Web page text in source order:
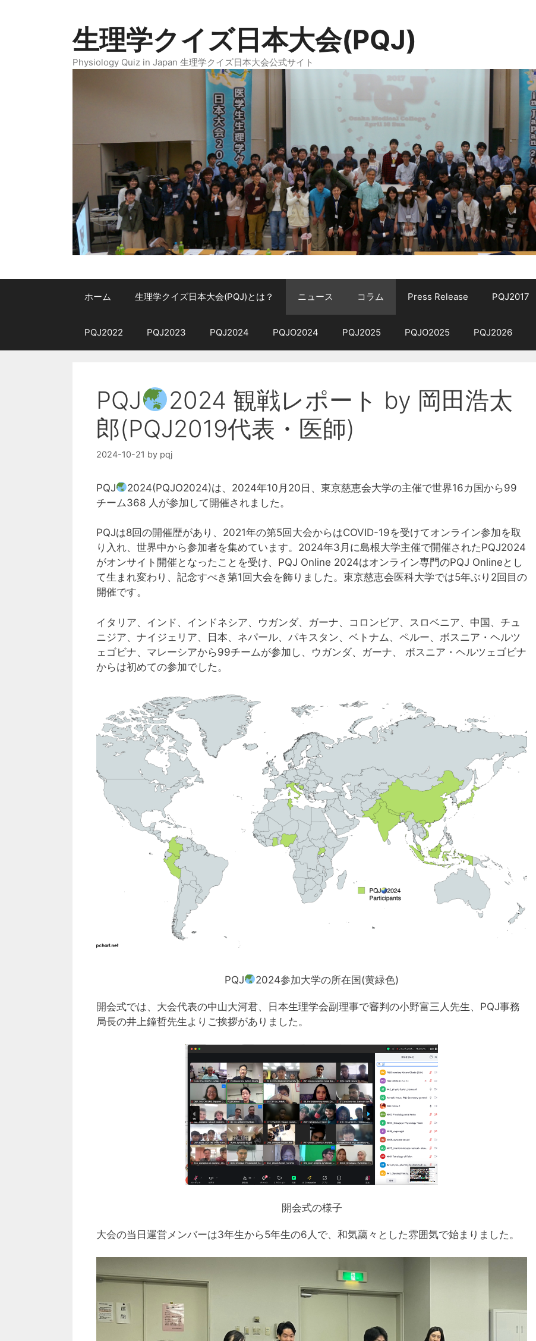
生理学クイズ日本大会(PQJ)
Physiology Quiz in Japan 生理学クイズ日本大会公式サイト
ホーム 生理学クイズ日本大会(PQJ)とは？ ニュース コラム Press Release PQJ2017
PQJ2022 PQJ2023 PQJ2024 PQJO2024 PQJ2025 PQJO2025 PQJ2026
PQJ
2024 観戦レポート by 岡田浩太
郎(PQJ2019代表・医師)
2024-10-21 by pqj
PQJ
2024(PQJO2024)は、2024年10月20日、東京慈恵会大学の主催で世界16カ国から99
チーム368 ⼈が参加して開催されました。
PQJは8回の開催歴があり、2021年の第5回大会からはCOVID-19を受けてオンライン参加を取
り入れ、世界中から参加者を集めています。2024年3月に島根大学主催で開催されたPQJ2024
がオンサイト開催となったことを受け、PQJ Online 2024はオンライン専門のPQJ Onlineとし
て生まれ変わり、記念すべき第1回大会を飾りました。東京慈恵会医科大学では5年ぶり2回目の
開催です。
イタリア、インド、インドネシア、ウガンダ、ガーナ、コロンビア、スロベニア、中国、チュ
ニジア、ナイジェリア、⽇本、ネパール、パキスタン、ベトナム、ペルー、ボスニア・ヘルツ
ェゴビナ、マレーシアから99チームが参加し、ウガンダ、ガーナ、 ボスニア・ヘルツェゴビナ
からは初めての参加でした。
PQJ 2024参加大学の所在国(黄緑色)
開会式では、大会代表の中山大河君、日本生理学会副理事で審判の小野富三人先生、PQJ事務
局長の井上鐘哲先生よりご挨拶がありました。
開会式の様子
大会の当日運営メンバーは3年生から5年生の6人で、和気藹々とした雰囲気で始まりました。